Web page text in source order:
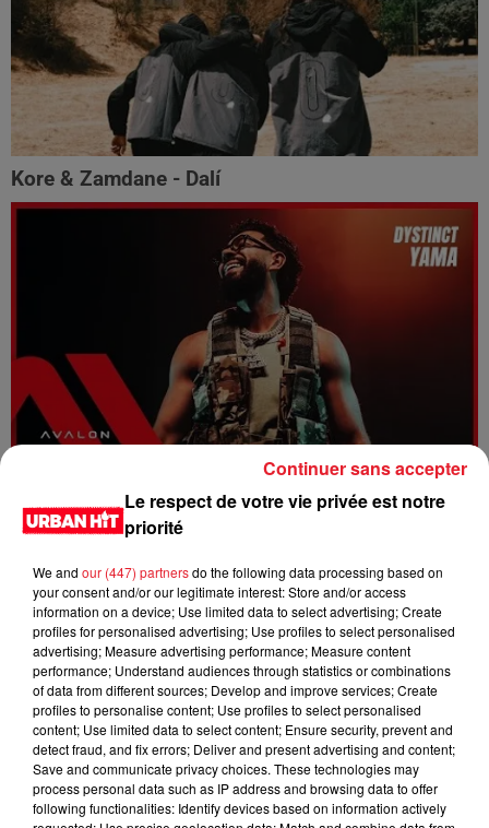
Kore & Zamdane - Dalí
FOLA & Victony - golibe
Le respect de votre vie privée est notre
priorité
We and our (447) partnersdo the following data processing based on
your consent and/or our legitimate interest: Store and/or access
information on a device; Use limited data to select advertising; Create
profiles for personalised advertising; Use profiles to select personalised
advertising; Measure advertising performance; Measure content
performance; Understand audiences through statistics or combinations
of data from different sources; Develop and improve services; Create
profiles to personalise content; Use profiles to select personalised
content; Use limited data to select content; Ensure security, prevent and
detect fraud, and fix errors; Deliver and present advertising and content;
Save and communicate privacy choices. These technologies may
process personal data such as IP address and browsing data to offer
following functionalities: Identify devices based on information actively
Continuer sans accepter